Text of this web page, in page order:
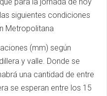
siguientes condiciones
Metropolitana
(mm) según
y valle. Donde se
una cantidad de entre
se esperan entre los 15